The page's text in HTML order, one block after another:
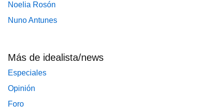
Noelia Rosón
Nuno Antunes
Más de idealista/news
Especiales
Opinión
Foro